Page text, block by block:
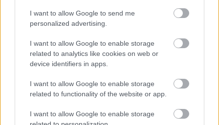
I want to allow Google to send me
personalized advertising.
I want to allow Google to enable storage
related to analytics like cookies on web or
device identifiers in apps.
I want to allow Google to enable storage
related to functionality of the website or app.
I want to allow Google to enable storage
életszeretet. Mert Zolának csak a világnézete
pesszimista, világérzése nem az".